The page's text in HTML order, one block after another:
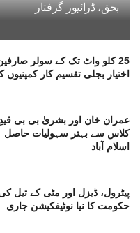
بحق، ڈرائیور گرفتار
25 کلو واٹ تک کے سولر
اختیار بجلی تقسیم کار کمپنیوں
عمران خان اور بشریٰ بی بی قیدِ
کلاس سے بہتر سہولیات حاصل
اسلام آباد
پیٹرول، ڈیزل اور مٹی کے تیل
حکومت کا نیا نوٹیفکیشن جاری